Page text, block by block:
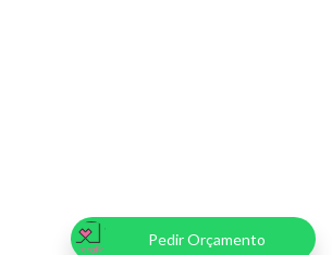
Pedir Orçamento